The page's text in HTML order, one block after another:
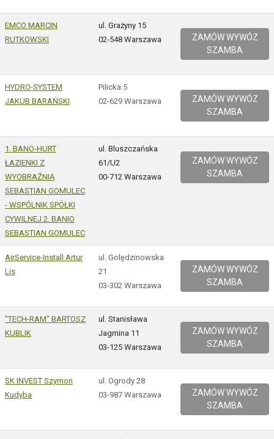
EMCO MARCIN
RUTKOWSKI
ul. Grażyny 15
02-548 Warszawa
ZAMÓW WYWÓZ
SZAMBA
HYDRO-SYSTEM
JAKUB BARAŃSKI
Pilicka 5
02-629 Warszawa
ZAMÓW WYWÓZ
SZAMBA
1. BANO-HURT
ŁAZIENKI Z
WYOBRAŹNIĄ
SEBASTIAN GOMULEC
- WSPÓLNIK SPÓŁKI
CYWILNEJ 2. BANIO
SEBASTIAN GOMULEC
ul. Bluszczańska
61/U2
00-712 Warszawa
ZAMÓW WYWÓZ
SZAMBA
AirService-Install Artur
Lis
ul. Golędzinowska
21
03-302 Warszawa
ZAMÓW WYWÓZ
SZAMBA
"TECH-RAM" BARTOSZ
KUBLIK
ul. Stanisława
Jagmina 11
03-125 Warszawa
ZAMÓW WYWÓZ
SZAMBA
SK INVEST Szymon
Kudyba
ul. Ogrody 28
03-987 Warszawa
ZAMÓW WYWÓZ
SZAMBA